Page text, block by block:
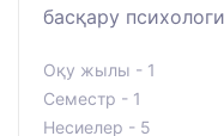
басқару
Оқу жылы - 1
Семестр - 1
Несиелер - 5